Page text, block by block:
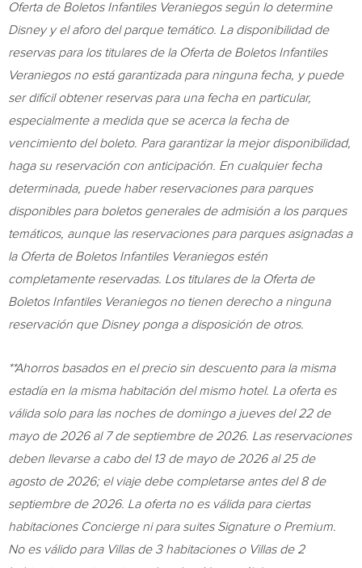
Oferta de Boletos Infantiles Veraniegos según lo determine
Disney y el aforo del parque temático. La disponibilidad de
reservas para los titulares de la Oferta de Boletos Infantiles
Veraniegos no está garantizada para ninguna fecha, y puede
ser difícil obtener reservas para una fecha en particular,
especialmente a medida que se acerca la fecha de
vencimiento del boleto. Para garantizar la mejor disponibilidad,
haga su reservación con anticipación. En cualquier fecha
determinada, puede haber reservaciones para parques
disponibles para boletos generales de admisión a los parques
temáticos, aunque las reservaciones para parques asignadas a
la Oferta de Boletos Infantiles Veraniegos estén
completamente reservadas. Los titulares de la Oferta de
Boletos Infantiles Veraniegos no tienen derecho a ninguna
reservación que Disney ponga a disposición de otros.
**Ahorros basados en el precio sin descuento para la misma
estadía en la misma habitación del mismo hotel. La oferta es
válida solo para las noches de domingo a jueves del 22 de
mayo de 2026 al 7 de septiembre de 2026. Las reservaciones
deben llevarse a cabo del 13 de mayo de 2026 al 25 de
agosto de 2026; el viaje debe completarse antes del 8 de
septiembre de 2026. La oferta no es válida para ciertas
habitaciones Concierge ni para suites Signature o Premium.
No es válido para Villas de 3 habitaciones o Villas de 2